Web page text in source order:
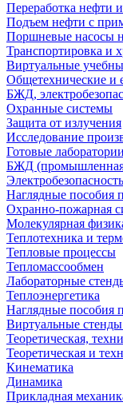
Переработка нефти и
Подъем нефти с
Поршневые насосы
Транспортировка и
Виртуальные
Общетехнические и
БЖД,
Охранные системы
Защита от излучения
Исследование
Готовые
БЖД (промышленная
Электробезопасность
Наглядные пособия
Охранно-пожарная
Молекулярная
Теплотехника и
Тепловые процессы
Тепломассообмен
Лабораторные
Теплоэнергетика
Наглядные пособия
Виртуальные
Теоретическая,
Теоретическая и
Кинематика
Динамика
Прикладная